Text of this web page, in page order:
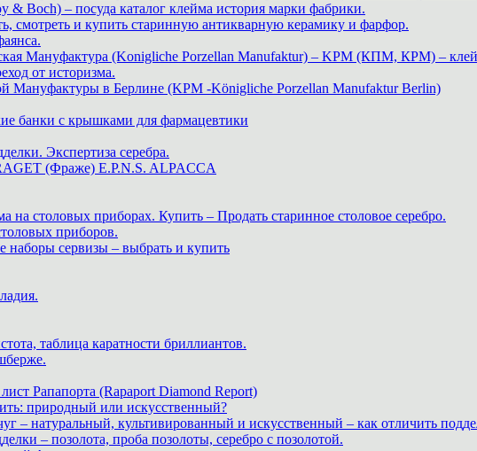
Boch) – посуда каталог клейма история марки фабрики.
смотреть и купить старинную антикварную керамику и фарфор.
Мануфактура (Konigliche Porzellan Manufaktur) – KPM (КПМ, КРМ) –
от историзма.
Мануфактуры в Берлине (KPM -Königliche Porzellan Manufaktur Berlin)
банки с крышками для фармацевтики
Экспертиза серебра.
(Фраже) E.P.N.S. ALPACCA
на столовых приборах. Купить – Продать старинное столовое серебро.
приборов.
сервизы – выбрать и купить
таблица каратности бриллиантов.
Рапапорта (Rapaport Diamond Report)
природный или искусственный?
– натуральный, культивированный и искусственный – как отличить
– позолота, проба позолоты, серебро с позолотой.